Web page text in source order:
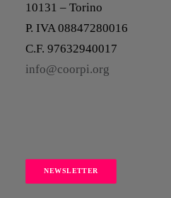
10131 – Torino
P. IVA 08847280016
C.F. 97632940017
info@coorpi.org
NEWSLETTER